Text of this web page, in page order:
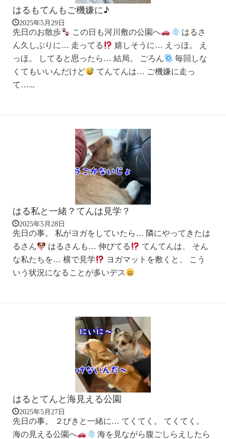
はるもてんもご機嫌に♪
2025年5月29日
先日のお散歩 この日も河川敷の公園へ
はるさ
ん久しぶりに… 走ってる
嬉しそうに… えっほ。 え
っほ。 してると思ったら… 結局。 ごろん
毎回しな
くてもいいんだけど
てんてんは… ご機嫌に走っ
て…...
はる私と一緒？てんは見学？
2025年5月28日
先日の事。 私がヨガをしていたら… 隣にやってきたは
るさん
はるさんも… 伸びてる
てんてんは、 そん
な私たちを… 横で見学
ヨガマットを敷くと、 こう
いう状況になることが多いデス
はるとてんと海見える公園
2025年5月27日
先日の事。 ２ぴきと一緒に… てくてく。 てくてく。
海の見える公園へ
海を見ながら腹ごしらえしたら